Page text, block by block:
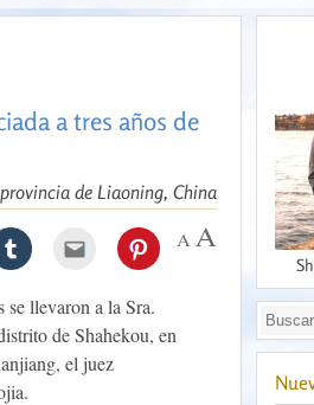
a tres años de
de Liaoning, China
se llevaron a la Sra.
de Shahekou, en
el juez